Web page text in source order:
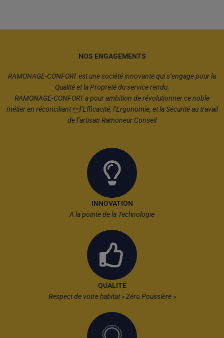
NOS ENGAGEMENTS
RAMONAGE-CONFORT est une société innovante qui s’engage pour la
Qualité et la Propreté du service rendu.
RAMONAGE-CONFORT a pour ambition de révolutionner ce noble
métier en réconciliant l’Efficacité, l’Ergonomie, et la Sécurité au travail
de l’artisan Ramoneur Conseil
INNOVATION
A la pointe de la Technologie
QUALITÉ
Respect de votre habitat « Zéro Poussière »